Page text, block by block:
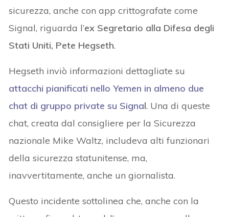
sicurezza, anche con app crittografate come
Signal, riguarda l’ex Segretario alla Difesa degli
Stati Uniti, Pete Hegseth.
Hegseth inviò informazioni dettagliate su
attacchi pianificati nello Yemen in almeno due
chat di gruppo private su Signal. Una di queste
chat, creata dal consigliere per la Sicurezza
nazionale Mike Waltz, includeva alti funzionari
della sicurezza statunitense, ma,
inavvertitamente, anche un giornalista.
Questo incidente sottolinea che, anche con la